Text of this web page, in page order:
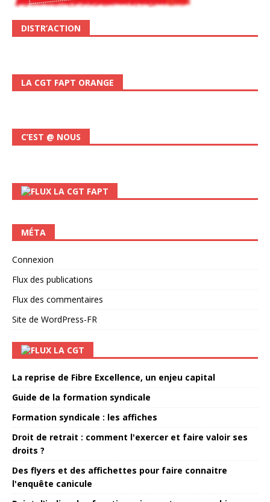
DISTR’ACTION
LA CGT FAPT ORANGE
C’EST @ NOUS
LA CGT FAPT
MÉTA
Connexion
Flux des publications
Flux des commentaires
Site de WordPress-FR
LA CGT
La reprise de Fibre Excellence, un enjeu capital
Guide de la formation syndicale
Formation syndicale : les affiches
Droit de retrait : comment l'exercer et faire valoir ses
droits ?
Des flyers et des affichettes pour faire connaitre
l'enquête canicule